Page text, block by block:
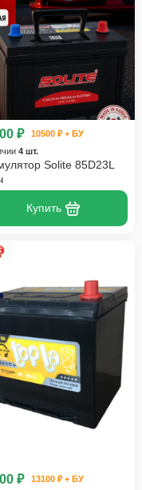
₽
10500 ₽ + БУ
4 шт.
Solite 85D23L
Купить
₽
13100 ₽ + БУ